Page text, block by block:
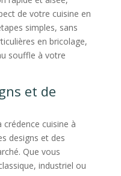
de votre cuisine en
simples, sans
en bricolage,
souffle à votre
et de
cuisine à
designs et des
Que vous
industriel ou